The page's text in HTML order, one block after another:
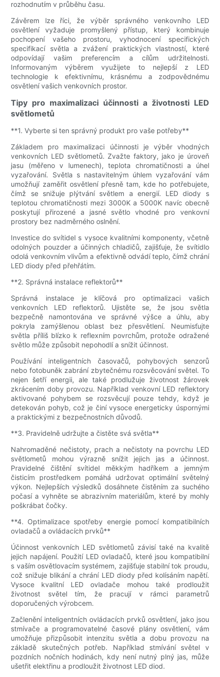
rozhodnutím v průběhu času.
Závěrem lze říci, že výběr správného venkovního LED
osvětlení vyžaduje promyšlený přístup, který kombinuje
pochopení vašeho prostoru, vyhodnocení specifických
specifikací světla a zvážení praktických vlastností, které
odpovídají vašim preferencím a cílům udržitelnosti.
Informovaným výběrem využijete to nejlepší z LED
technologie k efektivnímu, krásnému a zodpovědnému
osvětlení vašich venkovních prostor.
Tipy pro maximalizaci účinnosti a životnosti LED
světlometů
**1. Vyberte si ten správný produkt pro vaše potřeby**
Základem pro maximalizaci účinnosti je výběr vhodných
venkovních LED světlometů. Zvažte faktory, jako je úroveň
jasu (měřeno v lumenech), teplota chromatičnosti a úhel
vyzařování. Světla s nastavitelným úhlem vyzařování vám
umožňují zaměřit osvětlení přesně tam, kde ho potřebujete,
čímž se snižuje plýtvání světlem a energií. LED diody s
teplotou chromatičnosti mezi 3000K a 5000K navíc obecně
poskytují přirozené a jasné světlo vhodné pro venkovní
prostory bez nadměrného oslnění.
Investice do svítidel s vysoce kvalitními komponenty, včetně
odolných pouzder a účinných chladičů, zajišťuje, že svítidlo
odolá venkovním vlivům a efektivně odvádí teplo, čímž chrání
LED diody před přehřátím.
**2. Správná instalace reflektorů**
Správná instalace je klíčová pro optimalizaci vašich
venkovních LED reflektorů. Ujistěte se, že jsou světla
bezpečně namontována ve správné výšce a úhlu, aby
pokryla zamýšlenou oblast bez přesvětlení. Neumisťujte
světla příliš blízko k reflexním povrchům, protože odražené
světlo může způsobit nepohodlí a snížit účinnost.
Používání inteligentních časovačů, pohybových senzorů
nebo fotobuněk zabrání zbytečnému rozsvěcování světel. To
nejen šetří energii, ale také prodlužuje životnost žárovek
zkrácením doby provozu. Například venkovní LED reflektory
aktivované pohybem se rozsvěcují pouze tehdy, když je
detekován pohyb, což je činí vysoce energeticky úspornými
a praktickými z bezpečnostních důvodů.
**3. Pravidelně udržujte a čistěte svá světla**
Nahromaděné nečistoty, prach a nečistoty na povrchu LED
světlometů mohou výrazně snížit jejich jas a účinnost.
Pravidelné čištění svítidel měkkým hadříkem a jemným
čisticím prostředkem pomáhá udržovat optimální světelný
výkon. Nejlepších výsledků dosáhnete čistěním za suchého
počasí a vyhněte se abrazivním materiálům, které by mohly
poškrábat čočky.
**4. Optimalizace spotřeby energie pomocí kompatibilních
ovladačů a ovládacích prvků**
Účinnost venkovních LED světlometů závisí také na kvalitě
jejich napájení. Použití LED ovladačů, které jsou kompatibilní
s vaším osvětlovacím systémem, zajišťuje stabilní tok proudu,
což snižuje blikání a chrání LED diody před kolísáním napětí.
Vysoce kvalitní LED ovladače mohou také prodloužit
životnost světel tím, že pracují v rámci parametrů
doporučených výrobcem.
Začlenění inteligentních ovládacích prvků osvětlení, jako jsou
stmívače a programovatelné časové plány osvětlení, vám
umožňuje přizpůsobit intenzitu světla a dobu provozu na
základě skutečných potřeb. Například stmívání světel v
pozdních nočních hodinách, kdy není nutný plný jas, může
ušetřit elektřinu a prodloužit životnost LED diod.